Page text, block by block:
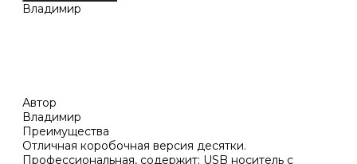
Владимир
Автор
Владимир
Преимущества
Отличная коробочная версия десятки.
Профессиональная, содержит: USB носитель с